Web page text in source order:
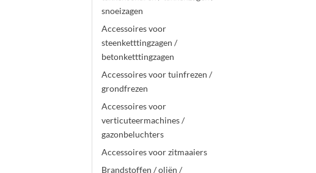
snoeizagen
Accessoires voor
steenketttingzagen /
betonketttingzagen
Accessoires voor tuinfrezen /
grondfrezen
Accessoires voor
verticuteermachines /
gazonbeluchters
Accessoires voor zitmaaiers
Brandstoffen / oliën /